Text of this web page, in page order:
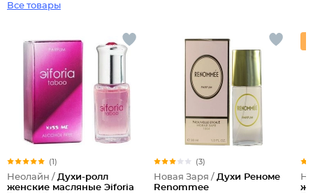
Все товары
(1)
Неолайн / Духи-ролл
женские масляные Эiforia
(3)
Новая Заря / Духи Реноме
Renommee